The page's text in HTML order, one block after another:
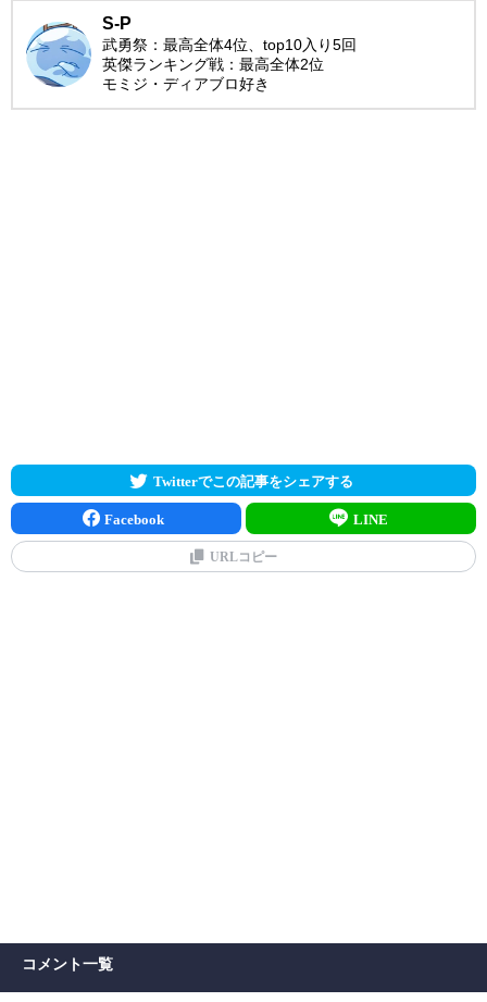
S-P
武勇祭：最高全体4位、top10入り5回
英傑ランキング戦：最高全体2位
モミジ・ディアブロ好き
Twitterでこの記事をシェアする
Facebook LINE
URLコピー
コメント一覧